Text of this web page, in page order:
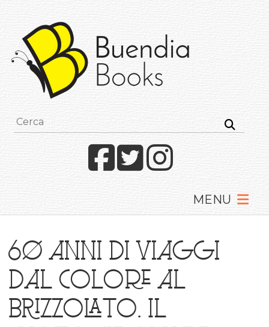
Buendia
Books
ali
Facebook
Twitter
60 anni di viaggi
dal colore al
brizzolato. Il